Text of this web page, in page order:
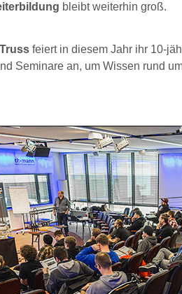
bleibt weiterhin groß.
feiert in diesem Jahr ihr 10-
Seminare an, um Wissen rund